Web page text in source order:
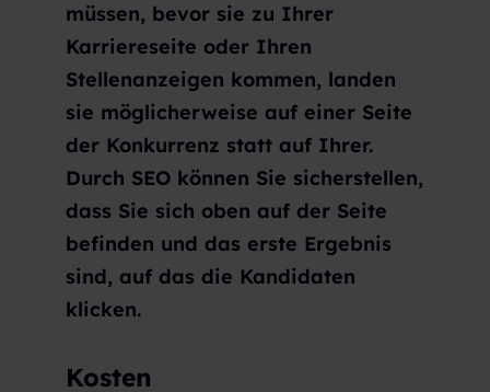
müssen, bevor sie zu Ihrer
Karriereseite oder Ihren
Stellenanzeigen kommen, landen
sie möglicherweise auf einer Seite
der Konkurrenz statt auf Ihrer.
Durch SEO können Sie sicherstellen,
dass Sie sich oben auf der Seite
befinden und das erste Ergebnis
sind, auf das die Kandidaten
klicken.
Kosten